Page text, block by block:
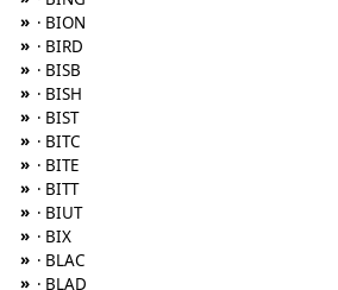
» · BION
» · BIRD
» · BISB
» · BISH
» · BIST
» · BITC
» · BITE
» · BITT
» · BIUT
» · BIX
» · BLAC
» · BLAD